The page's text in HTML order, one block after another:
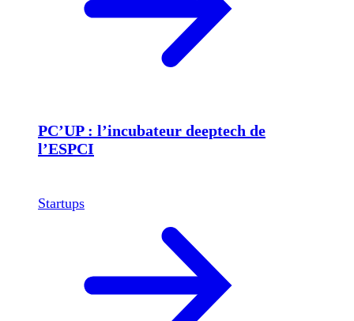
PC’UP : l’incubateur deeptech de
l’ESPCI
Startups